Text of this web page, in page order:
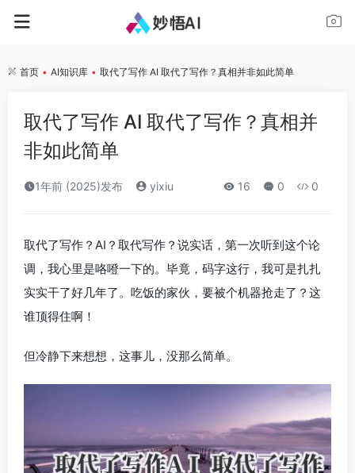
首页 • AI知识库 • 取代了写作 AI 取代了写作？真相并非如此简单
取代了写作 AI 取代了写作？真相并
非如此简单
1年前 (2025)发布 yixiu 16 0 0
取代了写作？AI？取代写作？说实话，第一次听到这个论
调，我心里是咯噔一下的。毕竟，码字这行，我可是扎扎
实实干了好几年了。吃饭的家伙，要被个机器抢走了？这
谁顶得住啊！
但冷静下来想想，这事儿，没那么简单。